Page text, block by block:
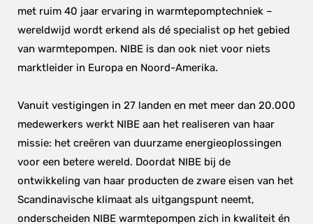
met ruim 40 jaar ervaring in warmtepomptechniek –
wereldwijd wordt erkend als dé specialist op het gebied
van warmtepompen. NIBE is dan ook niet voor niets
marktleider in Europa en Noord-Amerika.
Vanuit vestigingen in 27 landen en met meer dan 20.000
medewerkers werkt NIBE aan het realiseren van haar
missie: het creëren van duurzame energieoplossingen
voor een betere wereld. Doordat NIBE bij de
ontwikkeling van haar producten de zware eisen van het
Scandinavische klimaat als uitgangspunt neemt,
onderscheiden NIBE warmtepompen zich in kwaliteit én